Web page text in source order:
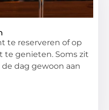
te reserveren of op
te genieten. Soms zit
dag gewoon aan